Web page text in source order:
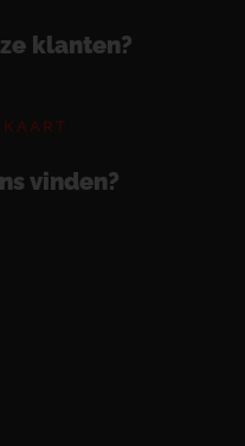
klanten?
vinden?